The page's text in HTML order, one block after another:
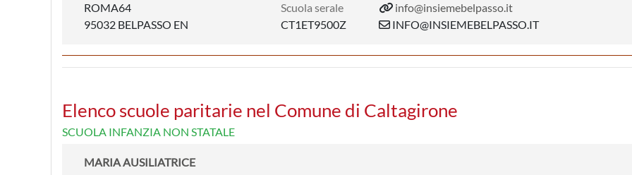
ROMA64
95032 BELPASSO EN
Scuola serale
CT1ET9500Z
info@insiemebelpasso.it
INFO@INSIEMEBELPASSO.IT
Elenco scuole paritarie nel Comune di Caltagirone
SCUOLA INFANZIA NON STATALE
MARIA AUSILIATRICE